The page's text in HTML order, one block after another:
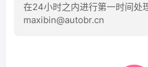
在24小时之内进行第一时间处
maxibin@autobr.cn